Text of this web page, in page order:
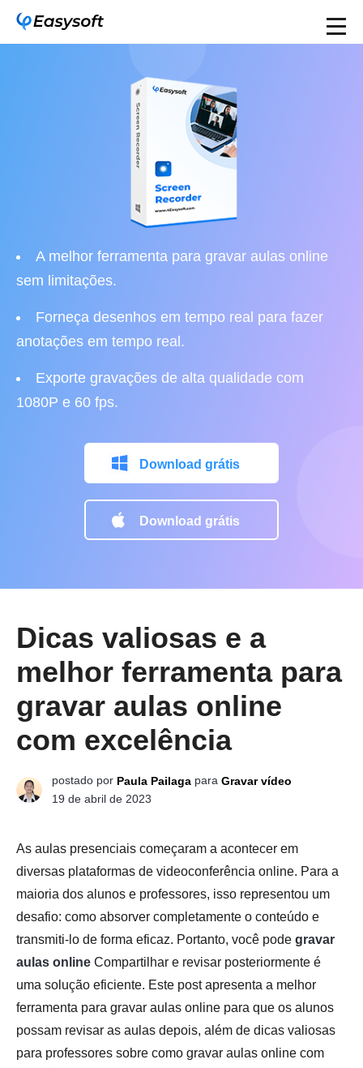
A melhor ferramenta para gravar aulas online
sem limitações.
Forneça desenhos em tempo real para fazer
anotações em tempo real.
Exporte gravações de alta qualidade com
1080P e 60 fps.
Download grátis
Download grátis
Dicas valiosas e a
melhor ferramenta para
gravar aulas online
com excelência
postado por Paula Pailaga para Gravar vídeo
19 de abril de 2023
As aulas presenciais começaram a acontecer em
diversas plataformas de videoconferência online. Para a
maioria dos alunos e professores, isso representou um
desafio: como absorver completamente o conteúdo e
transmiti-lo de forma eficaz. Portanto, você pode gravar
aulas online Compartilhar e revisar posteriormente é
uma solução eficiente. Este post apresenta a melhor
ferramenta para gravar aulas online para que os alunos
possam revisar as aulas depois, além de dicas valiosas
para professores sobre como gravar aulas online com